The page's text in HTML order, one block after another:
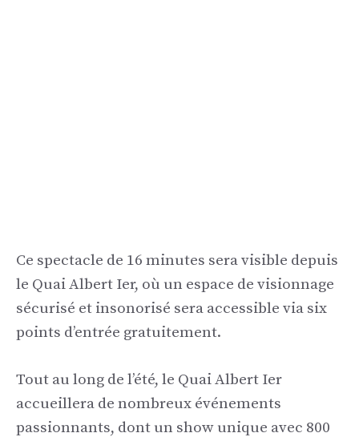
Ce spectacle de 16 minutes sera visible depuis
le Quai Albert Ier, où un espace de visionnage
sécurisé et insonorisé sera accessible via six
points d’entrée gratuitement.
Tout au long de l’été, le Quai Albert Ier
accueillera de nombreux événements
passionnants, dont un show unique avec 800